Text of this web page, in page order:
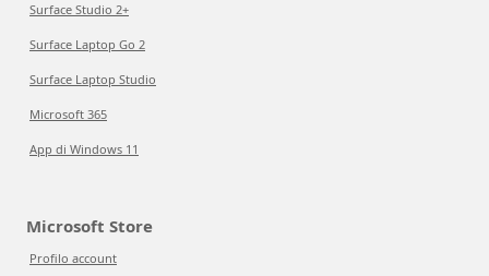
Surface Studio 2+
Surface Laptop Go 2
Surface Laptop Studio
Microsoft 365
App di Windows 11
Microsoft Store
Profilo account